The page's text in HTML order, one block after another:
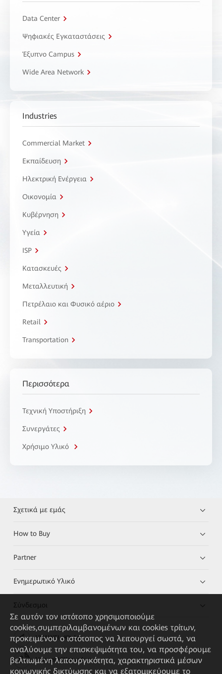
Data Center
Ψηφιακές Εγκαταστάσεις
Έξυπνο Campus
Wide Area Network
Industries
Commercial Market
Εκπαίδευση
Ηλεκτρική Ενέργεια
Οικονομία
Κυβέρνηση
Υγεία
ISP
Κατασκευές
Μεταλλευτική
Πετρέλαιο και Φυσικό αέριο
Retail
Transportation
Περισσότερα
Τεχνική Υποστήριξη
Συνεργάτες
Χρήσιμο Υλικό
Σχετικά με εμάς
How to Buy
Partner
Ενημερωτικό Υλικό
Σύνδεσμοι
HUAWEI eKit App
Huawei HiKnow App
Σε αυτόν τον ιστότοπο χρησιμοποιούμε
cookies,συμπεριλαμβανομένων και cookies τρίτων,
προκειμένου ο ιστότοπος να λειτουργεί σωστά, να
αναλύουμε την επισκεψιμότητα του, να προσφέρουμε
βελτιωμένη λειτουργικότητα, χαρακτηριστικά μέσων
κοινωνικής δικτύωσης και να εξατομικεύουμε το